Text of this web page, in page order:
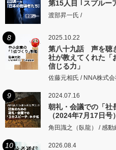
第15人目 ｢スプルー
渡部昇一氏 /
8 2025.10.22
第八十九話 声を聴
社が教えてくれた「
信じる力」
佐藤元相氏 / NNA株式
9 2024.07.16
朝礼・会議での「社
（2024年7月17日号）
角田識之（臥龍） / 感動
10 2026.08.4